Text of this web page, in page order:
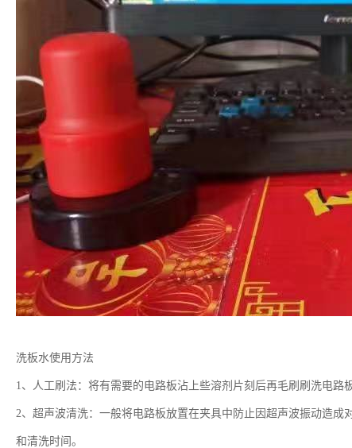
洗板水使用方法
1、人工刷法：将有需要的电路板沾上些溶剂片刻后再毛刷刷洗电路
2、超声波清洗：一般将电路板放置在夹具中防止因超声波振动造
和清洗时间。